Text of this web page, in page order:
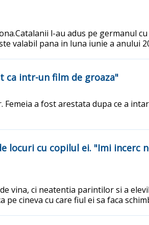
l-au adus pe germanul
valabil pana in luna iunie a anului
ca intr-un film de groaza"
a fost arestata dupa ce a
cu copilul ei. "Imi incerc
vina, ci neatentia parintilor si a
pe cineva cu care fiul ei sa faca